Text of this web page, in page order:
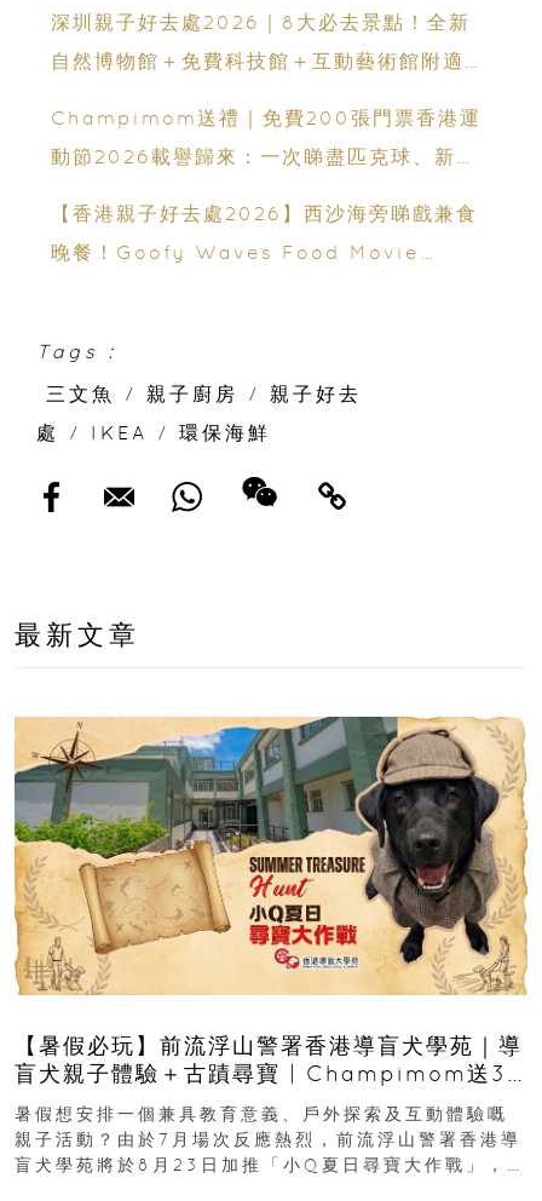
深圳親子好去處2026｜8大必去景點！全新
自然博物館＋免費科技館＋互動藝術館附適合
Champimom送禮｜免費200張門票香港運
動節2026載譽歸來：一次睇盡匹克球、新興
【香港親子好去處2026】西沙海旁睇戲兼食
晚餐！Goofy Waves Food Movie
Tags :
三文魚
/ 親子廚房 /
親子好去
處
/ IKEA / 環保海鮮
最新文章
【暑假必玩】前流浮山警署香港導盲犬學苑｜導
盲犬親子體驗＋古蹟尋寶 | Champimom送3
組免費名額
暑假想安排一個兼具教育意義、戶外探索及互動體驗嘅
親子活動？由於7月場次反應熱烈，前流浮山警署香港導
盲犬學苑將於8月23日加推「小Q夏日尋寶大作戰」，家